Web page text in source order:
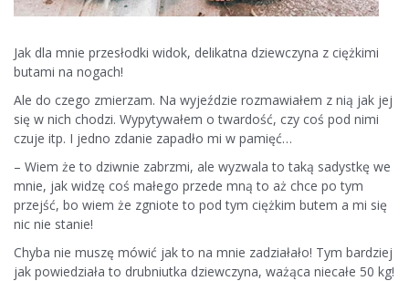
Jak dla mnie przesłodki widok, delikatna dziewczyna z ciężkimi
butami na nogach!
Ale do czego zmierzam. Na wyjeździe rozmawiałem z nią jak jej
się w nich chodzi. Wypytywałem o twardość, czy coś pod nimi
czuje itp. I jedno zdanie zapadło mi w pamięć…
– Wiem że to dziwnie zabrzmi, ale wyzwala to taką sadystkę we
mnie, jak widzę coś małego przede mną to aż chce po tym
przejść, bo wiem że zgniote to pod tym ciężkim butem a mi się
nic nie stanie!
Chyba nie muszę mówić jak to na mnie zadziałało! Tym bardziej
jak powiedziała to drubniutka dziewczyna, ważąca niecałe 50 kg!